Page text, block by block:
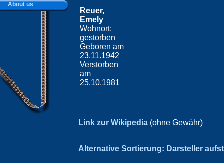
Reuer,
Emely
Wohnort:
gestorben
Geboren am
23.11.1942
Verstorben
am
25.10.1981
Link zur Wikipedia (ohne Gewähr)
Alternative Sortierung: Darsteller
About us